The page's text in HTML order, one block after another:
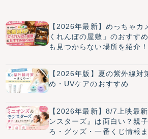
【2026年最新】めっちゃカ
くれんぼの屋敷」のおすす
も見つからない場所を紹介！
【2026年版】夏の紫外線対
め・UVケアのおすすめ
【2026年最新】8/7上映最
ンスターズ』は面白い？親
ろ・グッズ・一番くじ情報